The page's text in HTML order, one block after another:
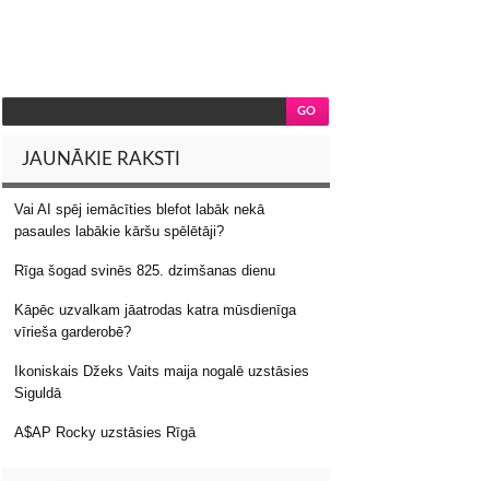
JAUNĀKIE RAKSTI
Vai AI spēj iemācīties blefot labāk nekā
pasaules labākie kāršu spēlētāji?
Rīga šogad svinēs 825. dzimšanas dienu
Kāpēc uzvalkam jāatrodas katra mūsdienīga
vīrieša garderobē?
Ikoniskais Džeks Vaits maija nogalē uzstāsies
Siguldā
A$AP Rocky uzstāsies Rīgā